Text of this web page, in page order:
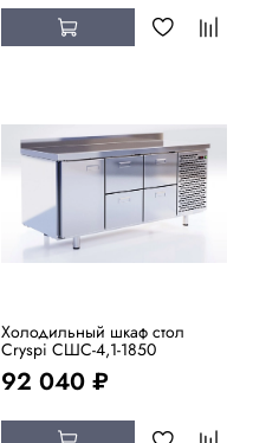
Холодильный шкаф стол
Cryspi СШC-4,1-1850
92 040 ₽